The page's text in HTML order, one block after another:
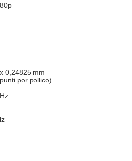
0,24825 mm
per pollice)